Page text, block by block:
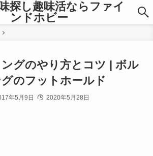
探し趣味活ならファイ
ンドホビー
グのやり方とコツ | ボル
のフットホールド
年5月9日 2020年5月28日